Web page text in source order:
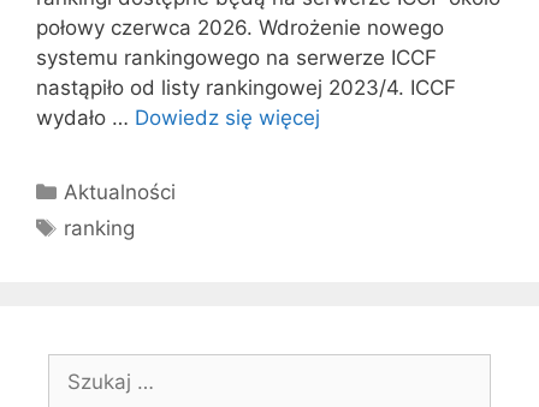
połowy czerwca 2026. Wdrożenie nowego
systemu rankingowego na serwerze ICCF
nastąpiło od listy rankingowej 2023/4. ICCF
wydało … Dowiedz się więcej
Kategorie
Aktualności
Tagi
ranking
Szukaj: